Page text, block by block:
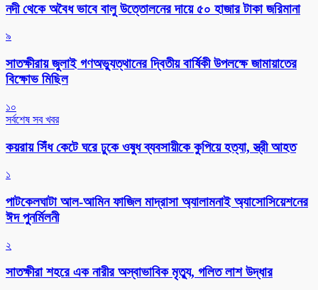
নদী থেকে অবৈধ ভাবে বালু উত্তোলনের দায়ে ৫০ হাজার টাকা জরিমানা
৯
সাতক্ষীরায় জুলাই গণঅভ্যুত্থানের দ্বিতীয় বার্ষিকী উপলক্ষে জামায়াতের
বিক্ষোভ মিছিল
১০
সর্বশেষ সব খবর
কয়রায় সিঁধ কেটে ঘরে ঢুকে ওষুধ ব্যবসায়ীকে কুপিয়ে হত্যা, স্ত্রী আহত
১
পাটকেলঘাটা আল-আমিন ফাজিল মাদ্রাসা অ্যালামনাই অ্যাসোসিয়েশনের
ঈদ পুনর্মিলনী
২
সাতক্ষীরা শহরে এক নারীর অস্বাভাবিক মৃত্যু, গলিত লাশ উদ্ধার